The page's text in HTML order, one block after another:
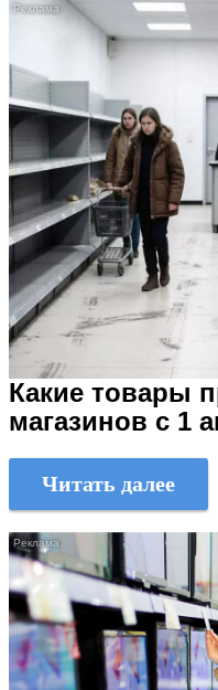
Какие товары
магазинов с 1
Читать далее